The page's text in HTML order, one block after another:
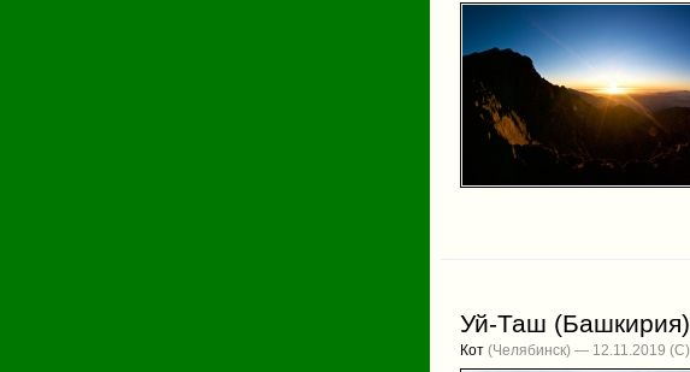
Уй-Таш (Башкирия)
Кот (Челябинск) — 12.11.2019